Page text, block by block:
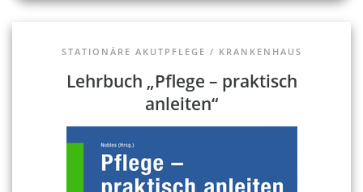
STATIONÄRE AKUTPFLEGE / KRANKENHAUS
Lehrbuch „Pflege – praktisch
anleiten“